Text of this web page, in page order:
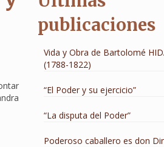
publicaciones
Vida y Obra de Bartolomé
(1788-1822)
“El Poder y su ejercicio”
“La disputa del Poder”
Poderoso caballero es don